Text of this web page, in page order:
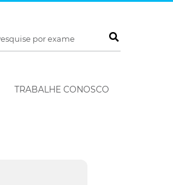
TRABALHE CONOSCO